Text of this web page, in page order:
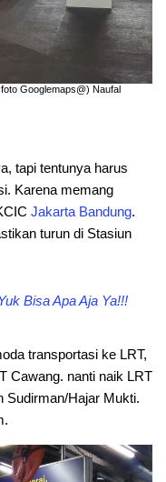
Googlemaps@) Naufal
tapi tentunya harus
Karena memang
Jakarta Bandung.
turun di Stasiun
Bisa Apa Aja Ya!!!
transportasi ke LRT,
Cawang. nanti naik LRT
Sudirman/Hajar Mukti.